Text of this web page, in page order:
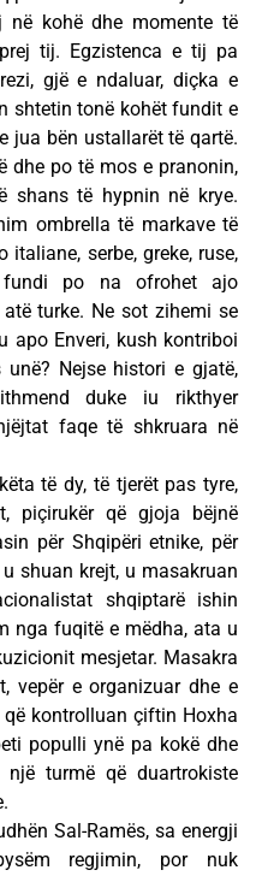
në kohë dhe momente të
tij. Egzistenca e tij pa
gjë e ndaluar, diçka e
shtetin tonë kohët fundit e
jua bën ustallarët të qartë.
dhe po të mos e pranonin,
shans të hypnin në krye.
ombrella të markave të
serbe, greke, ruse,
fundi po na ofrohet ajo
turke. Ne sot zihemi se
apo Enveri, kush kontriboi
Nejse histori e gjatë,
duke iu rikthyer
faqe të shkruara në
të dy, të tjerët pas tyre,
piçirukër që gjoja bëjnë
për Shqipëri etnike, për
shuan krejt, u masakruan
shqiptarë ishin
nga fuqitë e mëdha, ata u
mesjetar. Masakra
vepër e organizuar dhe e
kontrolluan çiftin Hoxha
populli ynë pa kokë dhe
turmë që duartrokiste
Sal-Ramës, sa energji
regjimin, por nuk